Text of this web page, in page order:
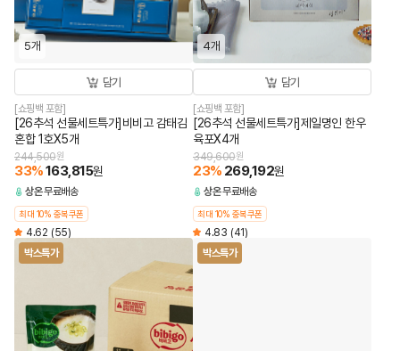
5개
담기
[쇼핑백 포함]
[26추석 선물세트특가]비비고 감태김
혼합 1호X5개
244,500원
33%163,815원
상온무료배송
최대 10% 중복쿠폰
4.62 (55)
4개
담기
[쇼핑백 포함]
[26추석 선물세트특가]제일명인 한우
육포X4개
349,600원
23% 269,192원
상온무료배송
최대 10% 중복쿠폰
4.83 (41)
박스특가
박스특가